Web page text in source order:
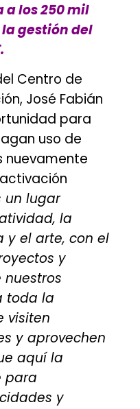
los 250 mil
gestión del
Centro de
José Fabián
para
uso de
nuevamente
un lugar
la
y el arte, con el
y
toda la
visiten
y aprovechen
aquí la
para
y